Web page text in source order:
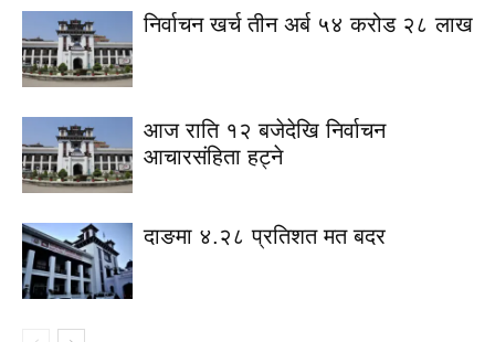
निर्वाचन खर्च तीन अर्ब ५४ करोड २८ लाख
आज राति १२ बजेदेखि निर्वाचन
आचारसंहिता हट्ने
दाङमा ४.२८ प्रतिशत मत बदर